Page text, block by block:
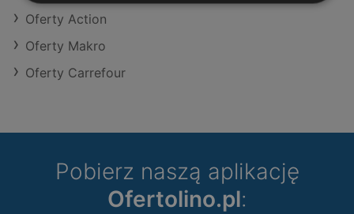
Oferty Action
Oferty Makro
Oferty Carrefour
Pobierz naszą aplikację
Ofertolino.pl: